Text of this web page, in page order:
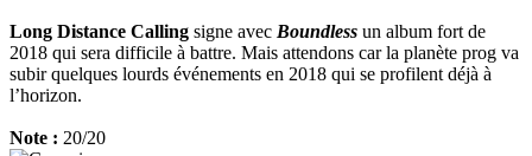
Long Distance Calling signe avec Boundless un album fort de
2018 qui sera difficile à battre. Mais attendons car la planète prog va
subir quelques lourds événements en 2018 qui se profilent déjà à
l’horizon.
Note : 20/20